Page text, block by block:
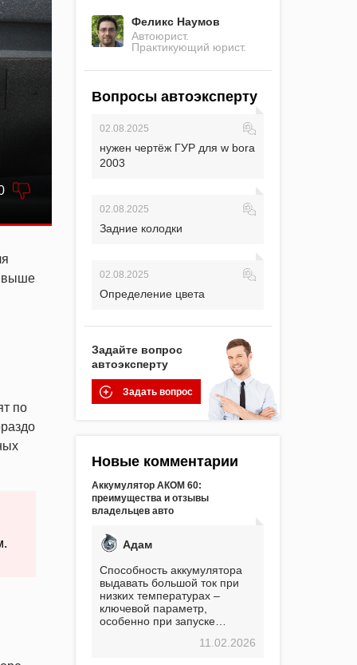
выше
по
Феликс Наумов
Автоюрист.
Практикующий юрист.
Вопросы автоэксперту
02.08.2025
нужен чертёж ГУР для w bora
2003
02.08.2025
Задние колодки
02.08.2025
Определение цвета
Задайте вопрос
автоэксперту
Задать вопрос
Новые комментарии
Аккумулятор АКОМ 60:
преимущества и отзывы
владельцев авто
Адам
Способность аккумулятора
выдавать большой ток при
низких температурах –
ключевой параметр,
особенно при запуске
показывает, что данный11.02.2026